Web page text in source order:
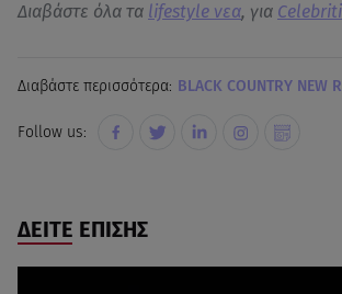
Διαβάστε όλα τα lifestyle νεα, για
Διαβάστε περισσότερα: BLACK COUNTRY NEW
Follow us:
ΔΕΙΤΕ ΕΠΙΣΗΣ